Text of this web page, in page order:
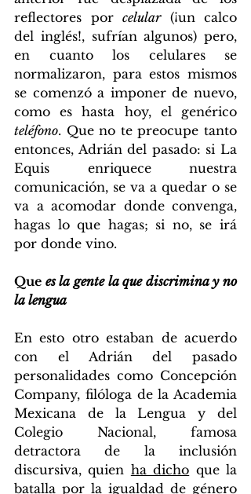
reflectores por celular (¡un calco
del inglés!, sufrían algunos) pero,
en cuanto los celulares se
normalizaron, para estos mismos
se comenzó a imponer de nuevo,
teléfono. Que no te preocupe tanto
entonces, Adrián del pasado: si La
Equis enriquece nuestra
comunicación, se va a quedar o se
va a acomodar donde convenga,
hagas lo que hagas; si no, se irá
por donde vino.
Que es la gente la que discrimina y no
la lengua
En esto otro estaban de acuerdo
con el Adrián del pasado
personalidades como Concepción
Company, filóloga de la Academia
Mexicana de la Lengua y del
Colegio Nacional, famosa
detractora de la inclusión
discursiva, quien ha dicho que la
batalla por la igualdad de género